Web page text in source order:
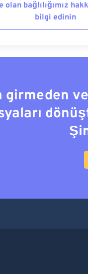
olan bağlılığımız
bilgi edinin
girmeden